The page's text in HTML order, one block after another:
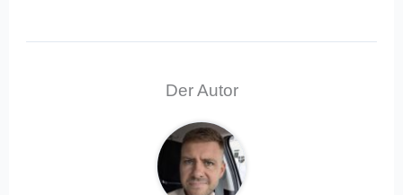
Der Autor